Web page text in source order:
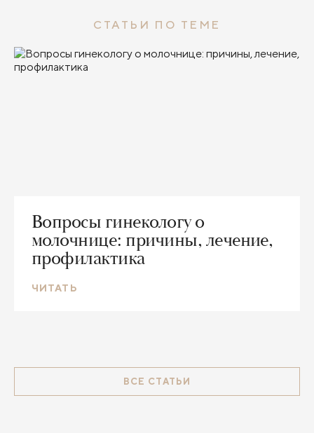
СТАТЬИ ПО ТЕМЕ
Вопросы гинекологу о
молочнице: причины, лечение,
профилактика
ЧИТАТЬ
ВСЕ СТАТЬИ